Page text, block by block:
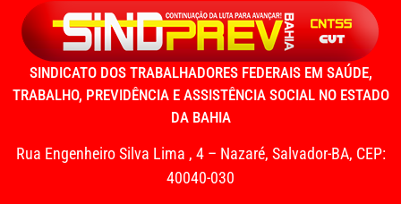
SINDICATO DOS TRABALHADORES FEDERAIS EM SAÚDE,
TRABALHO, PREVIDÊNCIA E ASSISTÊNCIA SOCIAL NO ESTADO
DA BAHIA
Rua Engenheiro Silva Lima , 4 – Nazaré, Salvador-BA, CEP:
40040-030